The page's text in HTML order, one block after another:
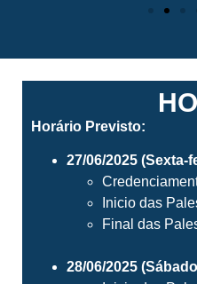
Horário Previsto:
27/06/2025 (Sexta-
Inicio das
Final das
28/06/2025